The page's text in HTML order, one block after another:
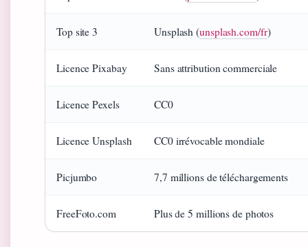
Top site 3 Unsplash (unsplash.com/fr)
Licence Pixabay Sans attribution commerciale
Licence Pexels CC0
Licence Unsplash CC0 irrévocable mondiale
Picjumbo 7,7 millions de téléchargements
FreeFoto.com Plus de 5 millions de photos